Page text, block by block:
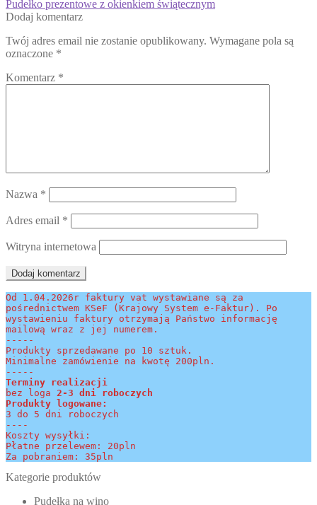
Nawigacja
wpisu
Poprzedni
wpis:
Pudełko prezentowe z okienkiem świątecznym
Dodaj komentarz
Twój adres email nie zostanie opublikowany. Wymagane pola są
oznaczone *
Komentarz *
Nazwa *
Adres email *
Witryna internetowa
Od 1.04.2026r faktury vat wystawiane są za
pośrednictwem KSeF (Krajowy System e-Faktur). Po
wystawieniu faktury otrzymają Państwo informację
mailową wraz z jej numerem.
-----
Produkty sprzedawane po 10 sztuk.
Minimalne zamówienie na kwotę 200pln.
-----
Terminy realizacji
bez loga 2-3 dni roboczych
Produkty logowane:
3 do 5 dni roboczych
----
Koszty wysyłki:
Płatne przelewem: 20pln
Za pobraniem: 35pln
Kategorie produktów
Pudełka na wino